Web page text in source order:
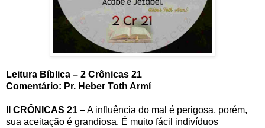
Leitura Bíblica – 2 Crônicas 21
Comentário: Pr. Heber Toth Armí
II CRÔNICAS 21 –A influência do mal é perigosa, porém,
sua aceitação é grandiosa. É muito fácil indivíduos